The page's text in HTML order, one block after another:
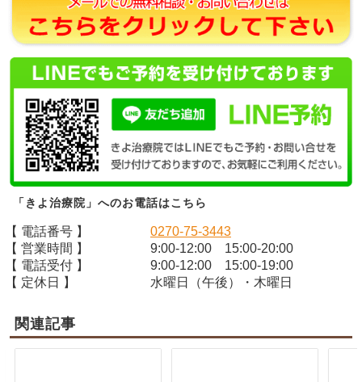
「きよ治療院」へのお電話はこちら
【 電話番号 】
0270-75-3443
【 営業時間 】
9:00-12:00 15:00-20:00
【 電話受付 】
9:00-12:00 15:00-19:00
【 定休日 】
水曜日（午後）・木曜日
関連記事